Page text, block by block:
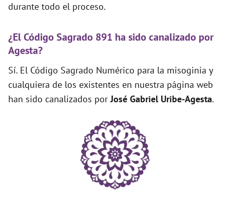
durante todo el proceso.
¿El Código Sagrado 891 ha sido canalizado por
Agesta?
Sí. El Código Sagrado Numérico para la misoginia y
cualquiera de los existentes en nuestra página web
han sido canalizados porJosé Gabriel Uribe-Agesta.